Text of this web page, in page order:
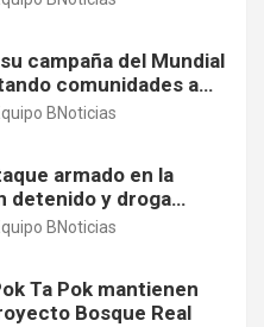
campaña del Mundial
comunidades a
exclusivas
BNoticias
armado en la
detenido y droga
persecución
BNoticias
Ta Pok mantienen
Bosque Real